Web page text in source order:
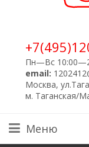
Пн—Вс
email:
Москва,
м. Таганская/
Меню